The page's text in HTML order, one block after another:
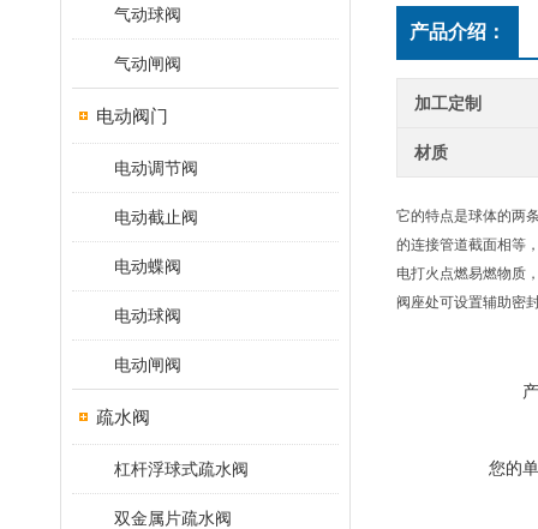
气动球阀
气动闸阀
电动阀门
电动调节阀
电动截止阀
电动蝶阀
电动球阀
电动闸阀
疏水阀
杠杆浮球式疏水阀
双金属片疏水阀
产品介绍：
加工定制
材质
它的特点是球体的两
的连接管道截面相等
电打火点燃易燃物质
阀座处可设置辅助密
您的